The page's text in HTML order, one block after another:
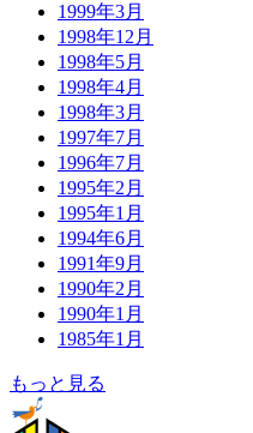
1999年3月
1998年12月
1998年5月
1998年4月
1998年3月
1997年7月
1996年7月
1995年2月
1995年1月
1994年6月
1991年9月
1990年2月
1990年1月
1985年1月
もっと見る